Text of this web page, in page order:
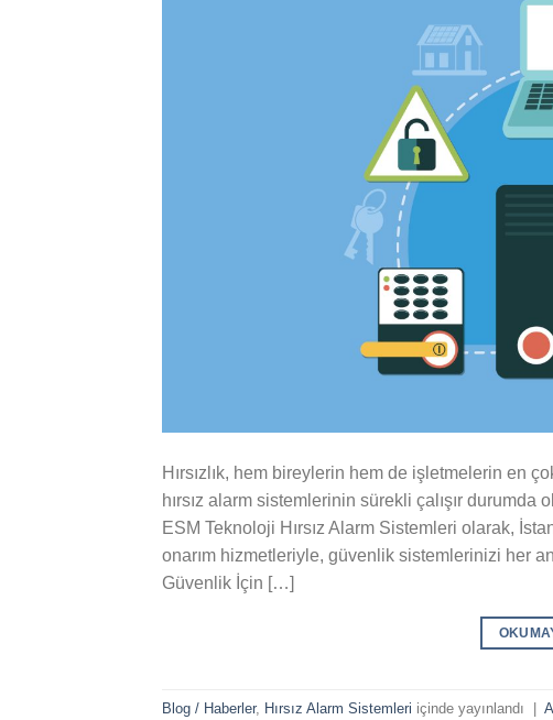
Hırsızlık, hem bireylerin hem de işletmelerin en
hırsız alarm sistemlerinin sürekli çalışır
ESM Teknoloji Hırsız Alarm Sistemleri olarak,
onarım hizmetleriyle, güvenlik sistemlerinizi her
Güvenlik İçin […]
Blog / Haberler, Hırsız Alarm Sistemleri içinde yayınlandı |